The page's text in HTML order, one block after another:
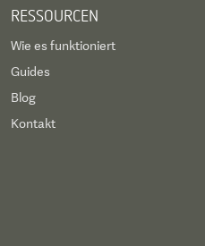
RESSOURCEN
Wie es funktioniert
Guides
Blog
Kontakt